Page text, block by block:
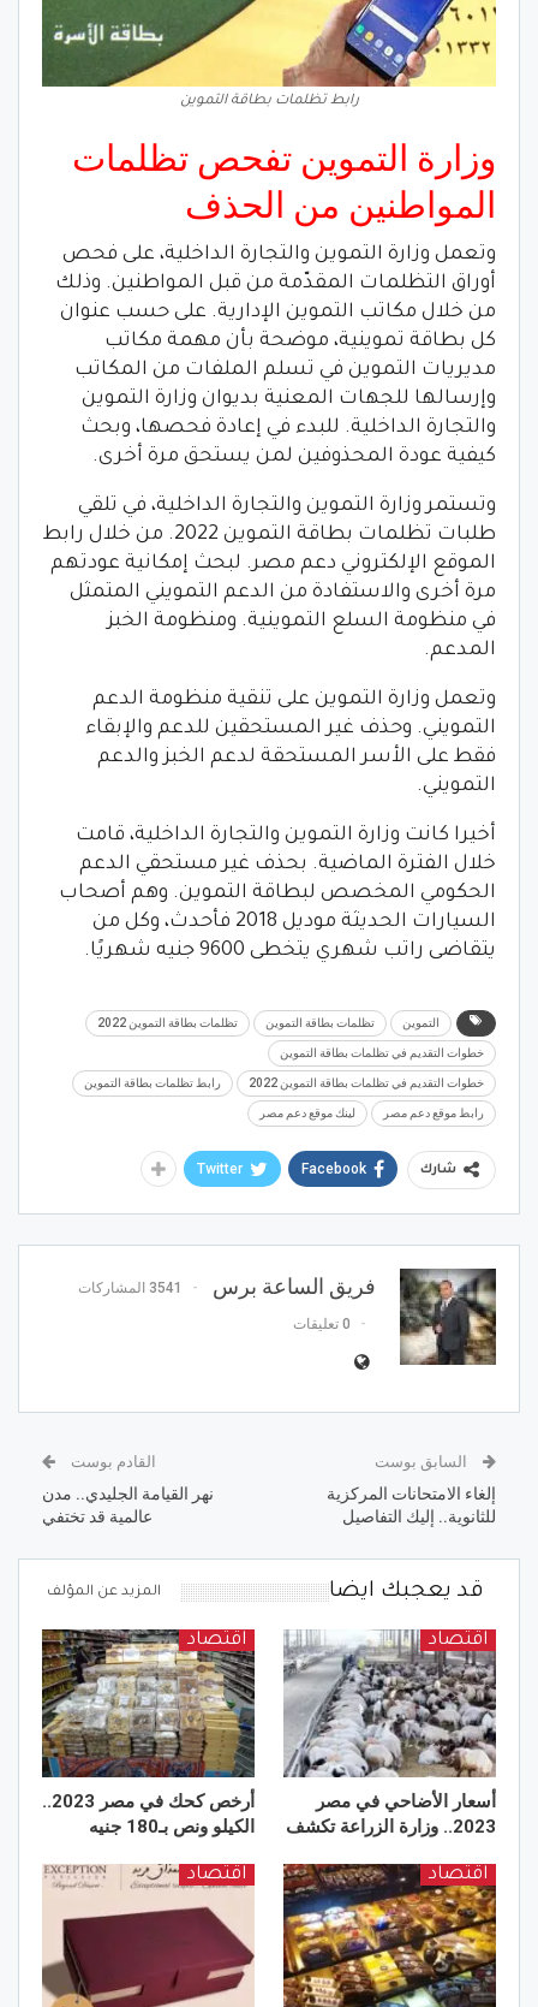
رابط تظلمات بطاقة التموين
وزارة التموين تفحص تظلمات
المواطنين من الحذف
وتعمل وزارة التموين والتجارة الداخلية، على فحص
أوراق التظلمات المقدّمة من قبل المواطنين. وذلك
من خلال مكاتب التموين الإدارية. على حسب عنوان
كل بطاقة تموينية، موضحة بأن مهمة مكاتب
مديريات التموين في تسلم الملفات من المكاتب
وإرسالها للجهات المعنية بديوان وزارة التموين
والتجارة الداخلية. للبدء في إعادة فحصها، وبحث
كيفية عودة المحذوفين لمن يستحق مرة أخرى.
وتستمر وزارة التموين والتجارة الداخلية، في تلقي
طلبات تظلمات بطاقة التموين 2022. من خلال رابط
الموقع الإلكتروني دعم مصر. لبحث إمكانية عودتهم
مرة أخرى والاستفادة من الدعم التمويني المتمثل
في منظومة السلع التموينية. ومنظومة الخبز
المدعم.
وتعمل وزارة التموين على تنقية منظومة الدعم
التمويني. وحذف غير المستحقين للدعم والإبقاء
فقط على الأسر المستحقة لدعم الخبز والدعم
التمويني.
أخيرا كانت وزارة التموين والتجارة الداخلية، قامت
خلال الفترة الماضية. بحذف غير مستحقي الدعم
الحكومي المخصص لبطاقة التموين. وهم أصحاب
السيارات الحديثة موديل 2018 فأحدث، وكل من
يتقاضى راتب شهري يتخطى 9600 جنيه شهريًا.
التموين تظلمات بطاقة التموين تظلمات بطاقة التموين 2022
خطوات التقديم في تظلمات بطاقة التموين
خطوات التقديم في تظلمات بطاقة التموين 2022 رابط تظلمات بطاقة التموين
رابط موقع دعم مصر لينك موقع دعم مصر
شارك Facebook
Twitter
فريق الساعة برس 3541 المشاركات
0 تعليقات
السابق بوست
إلغاء الامتحانات المركزية
للثانوية.. إليك التفاصيل
القادم بوست
نهر القيامة الجليدي.. مدن
عالمية قد تختفي
قد يعجبك ايضا المزيد عن المؤلف
اقتصاد
أسعار الأضاحي في مصر
2023.. وزارة الزراعة تكشف
اقتصاد
أرخص كحك في مصر 2023..
الكيلو ونص بـ180 جنيه
اقتصاد اقتصاد